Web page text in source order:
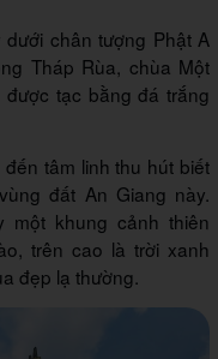
chân tượng Phật A
Tháp Rùa, chùa Một
tạc bằng đá trắng
tâm linh thu hút biết
đất An Giang này.
một khung cảnh thiên
trên cao là trời xanh
đẹp lạ thường.